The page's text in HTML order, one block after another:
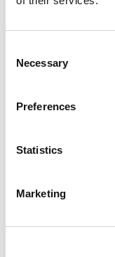
Selection
Necessary
Preferences
Statistics
Marketing